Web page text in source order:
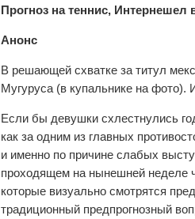
Прогноз на теннис, Интернешел
Анонс
В решающей схватке за титул
Мугуруса (в купальнике на фото).
Если бы девушки схлестнулись
как за одним из главных
и именно по причине слабых
проходящем на нынешней неделе
которые визуально смотрятся
традиционный предпрогнозный